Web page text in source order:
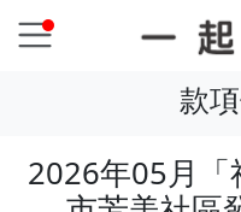
款
2026年05月「